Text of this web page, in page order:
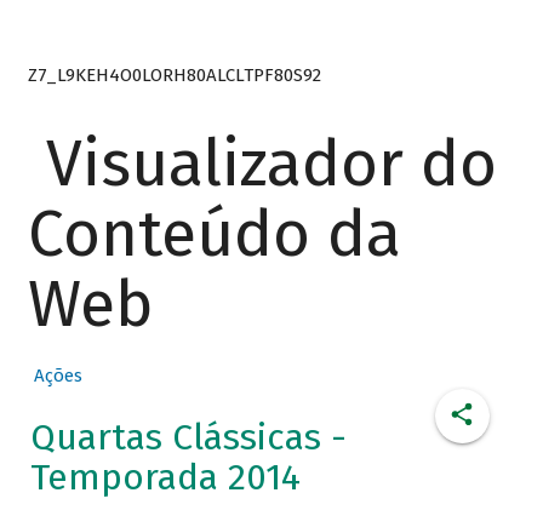
Z7_L9KEH4O0LORH80ALCLTPF80S92
Visualizador do
Conteúdo da
Web
Ações
Quartas Clássicas -
Temporada 2014